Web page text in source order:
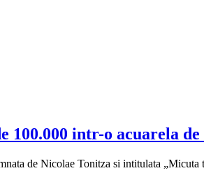
intr-o acuarela de
de Nicolae Tonitza si intitulata